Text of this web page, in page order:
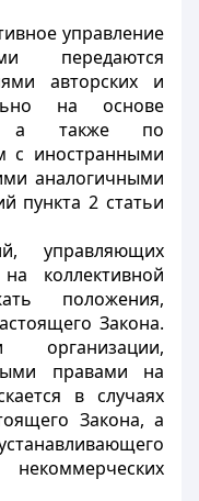
управление
передаются
авторских и
на основе
а также по
с иностранными
аналогичными
пункта 2 статьи
управляющих
коллективной
положения,
Закона.
правами на
в случаях
Закона, а